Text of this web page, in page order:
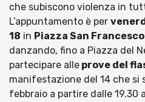
che subiscono violenza in
L’appuntamento è per
18 in Piazza San Francesco
danzando, fino a Piazza del
partecipare alle prove del
manifestazione del 14 che si
febbraio a partire dalle 19.30